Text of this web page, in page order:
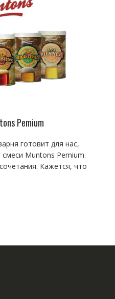
Pemium
готовит для нас,
Muntons Pemium.
Кажется, что